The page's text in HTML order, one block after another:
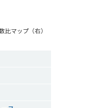
マップ（右）